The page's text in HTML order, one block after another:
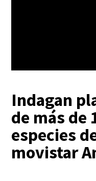
Indagan
de más de
especies
movistar